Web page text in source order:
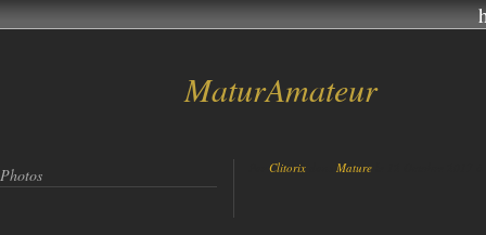
MaturAmateur
Photos Clitorix Mature